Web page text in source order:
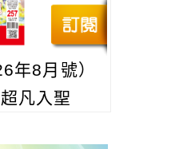
年8月號）
凡入聖